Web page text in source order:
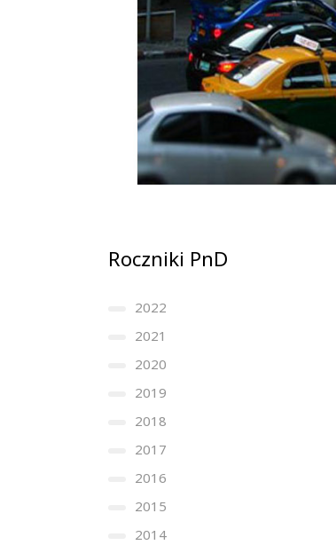
Roczniki PnD
2022
2021
2020
2019
2018
2017
2016
2015
2014